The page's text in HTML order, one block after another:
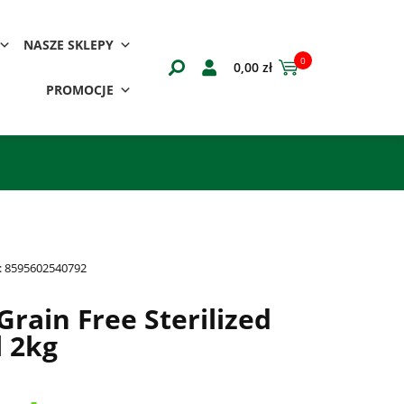
NASZE SKLEPY
PROMOCJE
0,00 zł 0
8595602540792
Free Sterilized
2kg